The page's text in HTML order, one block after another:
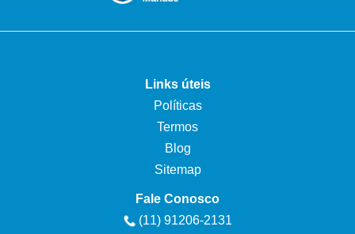
Links úteis
Políticas
Termos
Blog
Sitemap
Fale Conosco
(11) 91206-2131